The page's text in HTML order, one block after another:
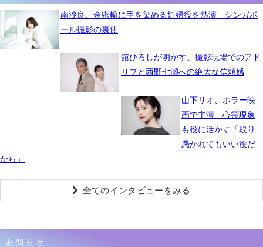
南沙良、金密輸に手を染める妊婦役を熱演 シンガポ
ール撮影の裏側
舘ひろしが明かす、撮影現場でのアド
リブと西野七瀬への絶大な信頼感
山下リオ、ホラー映
画で主演 心霊現象
も役に活かす「取り
憑かれてもいい役だ
から」
全てのインタビューをみる
お知らせ